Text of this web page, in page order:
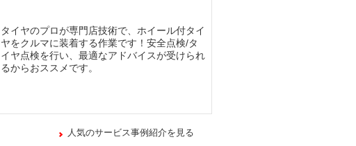
タイヤのプロが専門店技術で、ホイール付タイ
ヤをクルマに装着する作業です！安全点検/タ
イヤ点検を行い、最適なアドバイスが受けられ
るからおススメです。
人気のサービス事例紹介を見る